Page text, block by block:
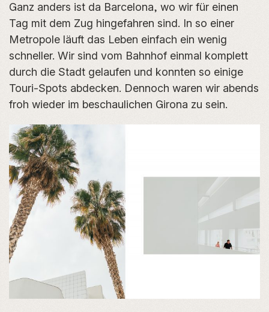
Ganz anders ist da Barcelona, wo wir für einen
Tag mit dem Zug hingefahren sind. In so einer
Metropole läuft das Leben einfach ein wenig
schneller. Wir sind vom Bahnhof einmal komplett
durch die Stadt gelaufen und konnten so einige
Touri-Spots abdecken. Dennoch waren wir abends
froh wieder im beschaulichen Girona zu sein.